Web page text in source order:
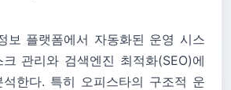
보 플랫폼에서 자동화된 운영 시스
관리와 검색엔진 최적화(SEO)에
한다. 특히 오피스타의 구조적 운